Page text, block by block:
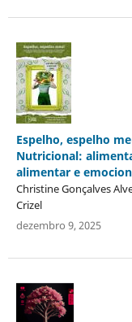
Espelho, espelho
Nutricional:
alimentar e
Christine Gonçalves
Crizel
dezembro 9, 2025